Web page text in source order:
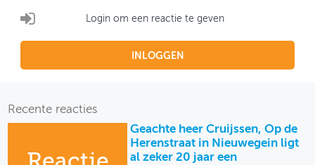
Login om een reactie te geven
INLOGGEN
Recente reacties
Geachte heer Cruijssen, Op de
Herenstraat in Nieuwegein ligt
al zeker 20 jaar een